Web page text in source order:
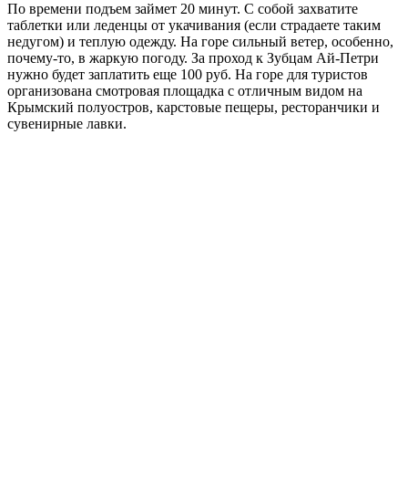
По времени подъем займет 20 минут. С собой захватите
таблетки или леденцы от укачивания (если страдаете таким
недугом) и теплую одежду. На горе сильный ветер, особенно,
почему-то, в жаркую погоду. За проход к Зубцам Ай-Петри
нужно будет заплатить еще 100 руб. На горе для туристов
организована смотровая площадка с отличным видом на
Крымский полуостров, карстовые пещеры, ресторанчики и
сувенирные лавки.